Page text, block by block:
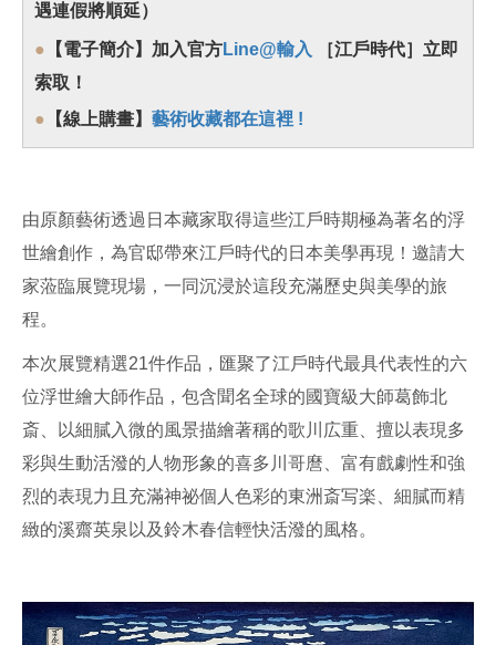
遇連假將順延）
● 【電子簡介】加入官方Line@輸入
［江戶時代］立即
索取！
● 【線上購畫】 藝術收藏都在這裡 !
由原顏藝術透過日本藏家取得這些江戶時期極為著名的浮
世繪創作，為官邸帶來江戶時代的日本美學再現！邀請大
家蒞臨展覽現場，一同沉浸於這段充滿歷史與美學的旅
程。
本次展覽精選21件作品，匯聚了江戶時代最具代表性的六
位浮世繪大師作品，包含聞名全球的國寶級大師葛飾北
斎、以細膩入微的風景描繪著稱的歌川広重、擅以表現多
彩與生動活潑的人物形象的喜多川哥麿、富有戲劇性和強
烈的表現力且充滿神祕個人色彩的東洲斎写楽、細膩而精
緻的溪齋英泉以及鈴木春信輕快活潑的風格。